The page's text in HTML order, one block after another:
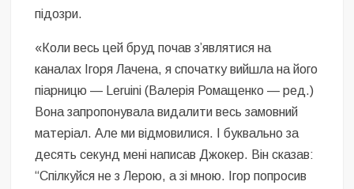
підозри.
«Коли весь цей бруд почав з’являтися на
каналах Ігоря Лачена, я спочатку вийшла на його
піарницю — Leruini (Валерія Ромащенко — ред.)
Вона запропонувала видалити весь замовний
матеріал. Але ми відмовилися. І буквально за
десять секунд мені написав Джокер. Він сказав:
“Спілкуйся не з Лерою, а зі мною. Ігор попросив